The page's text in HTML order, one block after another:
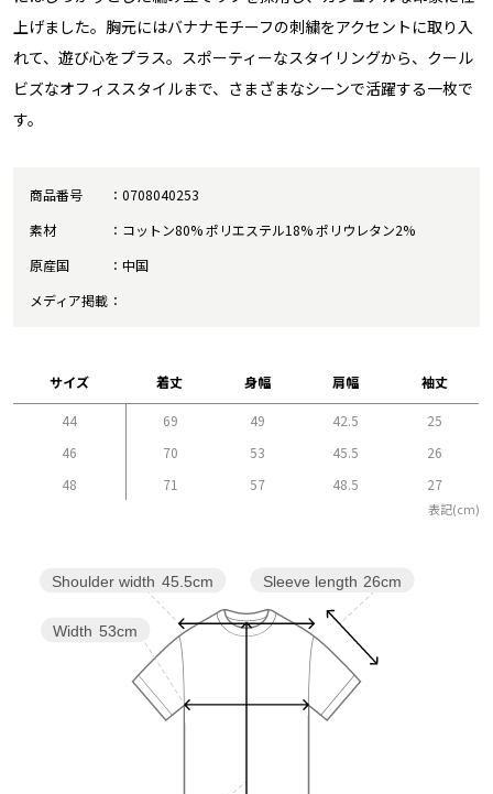
上げました。胸元にはバナナモチーフの刺繍をアクセントに取り入
れて、遊び心をプラス。スポーティーなスタイリングから、クール
ビズなオフィススタイルまで、さまざまなシーンで活躍する一枚で
す。
商品番号
0708040253
素材
コットン80% ポリエステル18% ポリウレタン2%
原産国
中国
メディア掲載
サイズ 着丈 身幅 肩幅 袖丈
44 69 49 42.5
25
46
70 53 45.5
26
48
71 57 48.5 27
表記(cm)
Sleeve length 26cm
Width 53cm
Shoulder width 45.5cm